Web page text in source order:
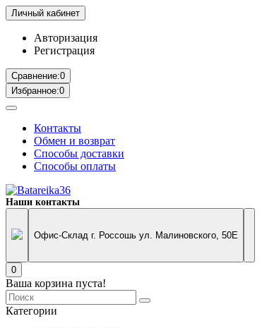
Личный кабинет
Авторизация
Регистрация
Сравнение:0
Избранное:0
Контакты
Обмен и возврат
Способы доставки
Способы оплаты
Наши контакты
Офис-Склад г. Россошь ул. Малиновского, 50Е
0
Ваша корзина пуста!
Категории